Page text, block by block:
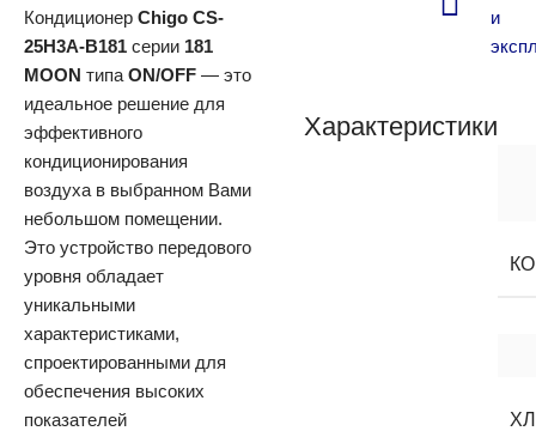
Кондиционер Chigo CS-
25H3A-B181 серии 181
MOON типа ON/OFF — это
идеальное решение для
эффективного
кондиционирования
воздуха в выбранном Вами
небольшом помещении.
Это устройство передового
уровня обладает
уникальными
характеристиками,
спроектированными для
обеспечения высоких
показателей
и
Характеристики